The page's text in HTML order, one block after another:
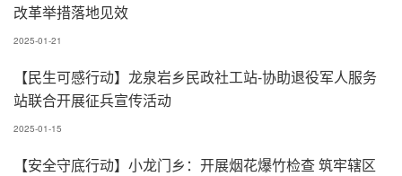
改革举措落地见效
2025-01-21
【民生可感行动】龙泉岩乡民政社工站-协助退役军人服务
站联合开展征兵宣传活动
2025-01-15
【安全守底行动】小龙门乡：开展烟花爆竹检查 筑牢辖区